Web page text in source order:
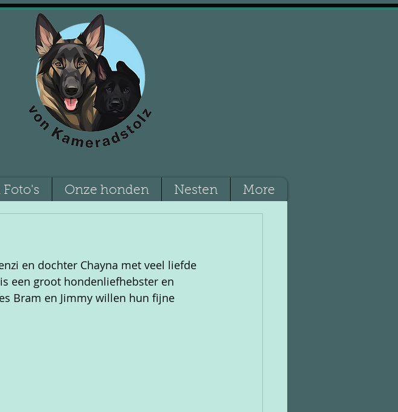
Onze honden Nesten More
en dochter Chayna met veel liefde
een groot hondenliefhebster en
Bram en Jimmy willen hun fijne